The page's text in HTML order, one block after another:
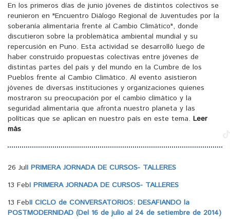
En los primeros días de junio jóvenes de distintos colectivos se
reunieron en "Encuentro Diálogo Regional de Juventudes por la
soberanía alimentaria frente al Cambio Climático", donde
discutieron sobre la problemática ambiental mundial y su
repercusión en Puno. Esta actividad se desarrolló luego de
haber construido propuestas colectivas entre jóvenes de
distintas partes del país y del mundo en la Cumbre de los
Pueblos frente al Cambio Climático. Al evento asistieron
jóvenes de diversas instituciones y organizaciones quienes
mostraron su preocupación por el cambio climático y la
seguridad alimentaria que afronta nuestro planeta y las
políticas que se aplican en nuestro país en este tema. Leer
más
26 JulI PRIMERA JORNADA DE CURSOS- TALLERES
13 FebI PRIMERA JORNADA DE CURSOS- TALLERES
13 FebII CICLO de CONVERSATORIOS: DESAFIANDO la
POSTMODERNIDAD (Del 16 de julio al 24 de setiembre de 2014)